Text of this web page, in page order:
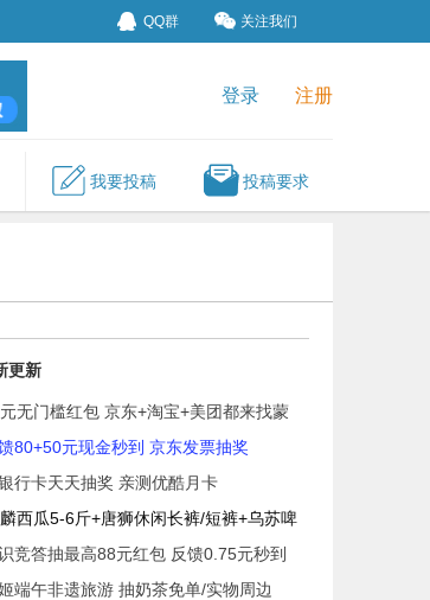
QQ群 关注我们
登录 注册
我要投稿 投稿要求
更新
无门槛红包 京东+淘宝+美团都来找蒙
80+50元现金秒到 京东发票抽奖
行卡天天抽奖 亲测优酷月卡
西瓜5-6斤+唐狮休闲长裤/短裤+乌苏啤
竞答抽最高88元红包 反馈0.75元秒到
端午非遗旅游 抽奶茶免单/实物周边